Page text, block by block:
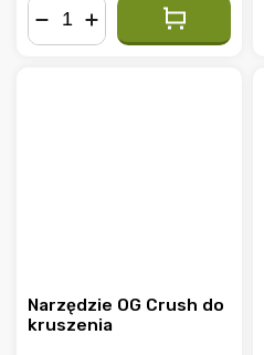
Narzędzie OG Crush do
kruszenia